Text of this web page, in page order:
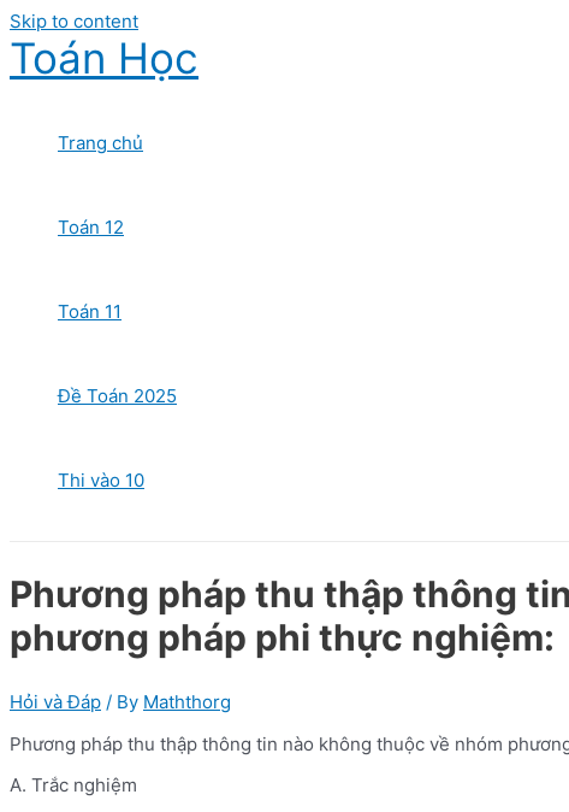
Skip to content
Toán Học
Trang chủ
Toán 12
Toán 11
Đề Toán 2025
Thi vào 10
Phương pháp thu thập thông
phương pháp phi thực nghiệm:
Hỏi và Đáp / By Maththorg
Phương pháp thu thập thông tin nào không thuộc về nhóm
A. Trắc nghiệm